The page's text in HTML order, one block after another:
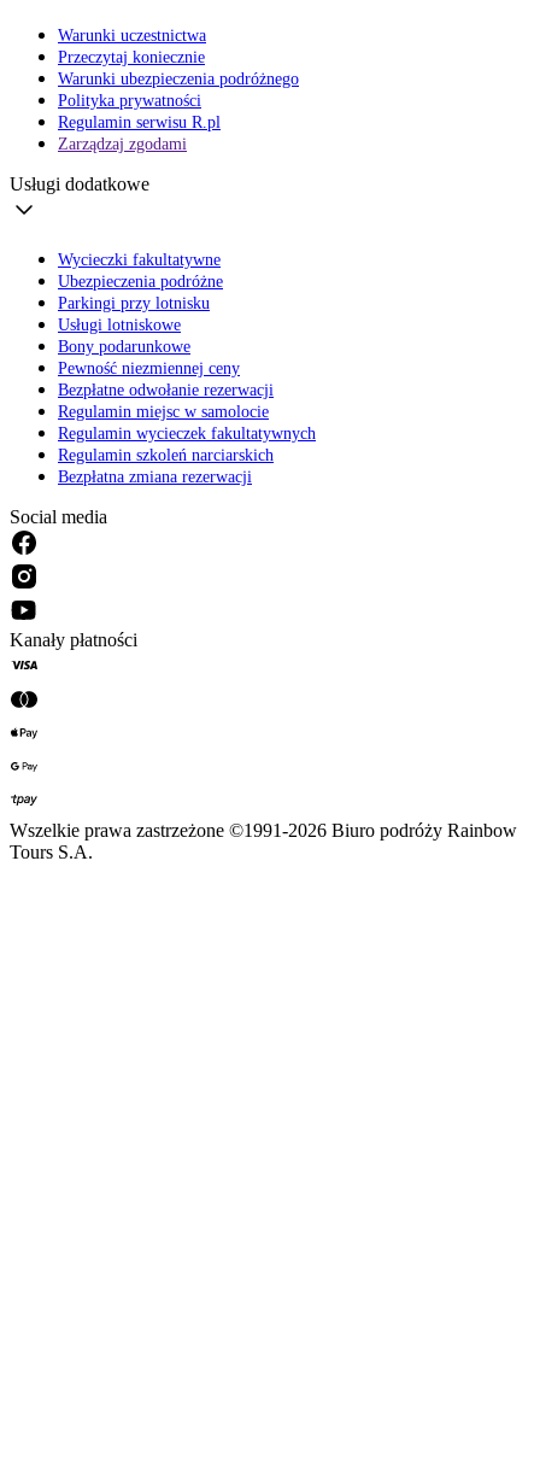
Warunki uczestnictwa
Przeczytaj koniecznie
Warunki ubezpieczenia podróżnego
Polityka prywatności
Regulamin serwisu R.pl
Zarządzaj zgodami
Usługi dodatkowe
Wycieczki fakultatywne
Ubezpieczenia podróżne
Parkingi przy lotnisku
Usługi lotniskowe
Bony podarunkowe
Pewność niezmiennej ceny
Bezpłatne odwołanie rezerwacji
Regulamin miejsc w samolocie
Regulamin wycieczek fakultatywnych
Regulamin szkoleń narciarskich
Bezpłatna zmiana rezerwacji
Social media
Kanały płatności
Wszelkie prawa zastrzeżone ©1991-2026 Biuro podróży Rainbow
Tours S.A.